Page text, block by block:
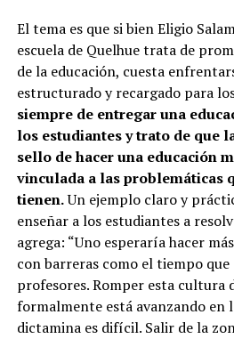
El tema es que si bien Eligio
escuela de Quelhue trata de
de la educación, cuesta
estructurado y recargado para
siempre de entregar una
los estudiantes y trato de que
sello de hacer una educación
vinculada a las problemáticas
tienen.Un ejemplo claro y
enseñar a los estudiantes a
agrega: “Uno esperaría hacer
con barreras como el tiempo que
profesores. Romper esta cultura
formalmente está avanzando en
dictamina es difícil. Salir de la